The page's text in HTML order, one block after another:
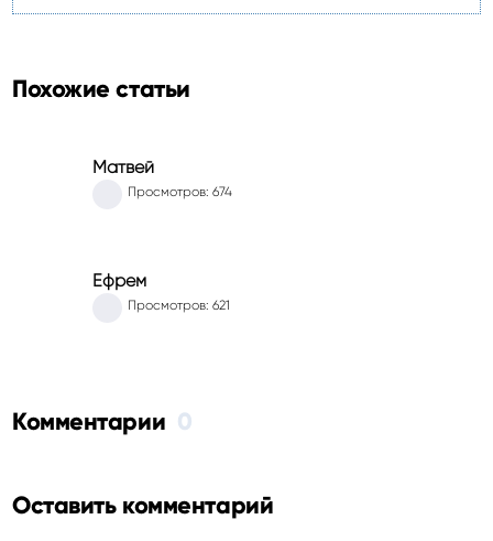
Похожие статьи
Матвей
Просмотров: 674
Ефрем
Просмотров: 621
Комментарии 0
Оставить комментарий